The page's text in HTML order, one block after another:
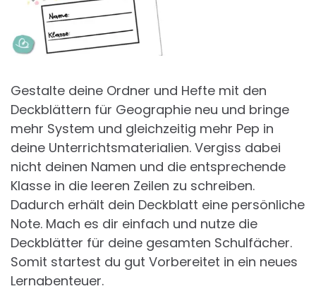
Gestalte deine Ordner und Hefte mit den
Deckblättern für Geographie neu und bringe
mehr System und gleichzeitig mehr Pep in
deine Unterrichtsmaterialien. Vergiss dabei
nicht deinen Namen und die entsprechende
Klasse in die leeren Zeilen zu schreiben.
Dadurch erhält dein Deckblatt eine persönliche
Note. Mach es dir einfach und nutze die
Deckblätter für deine gesamten Schulfächer.
Somit startest du gut Vorbereitet in ein neues
Lernabenteuer.